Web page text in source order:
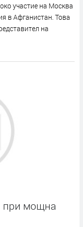
участие на Москва
в Афганистан. Това
на
при мощна